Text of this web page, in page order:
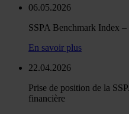
06.05.2026
SSPA Benchmark Index
En savoir plus
22.04.2026
Prise de position de la
financière